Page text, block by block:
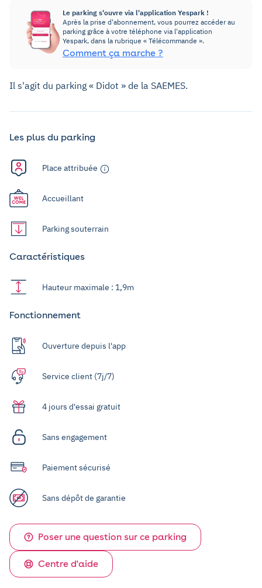
Le parking s'ouvre via l'application Yespark !
Après la prise d'abonnement, vous pourrez accéder au
parking grâce à votre téléphone via l'application
Yespark, dans la rubrique « Télécommande ».
Comment ça marche ?
Il s'agit du parking « Didot » de la SAEMES.
Les plus du parking
Place attribuée
Accueillant
Parking souterrain
Caractéristiques
Hauteur maximale : 1,9m
Fonctionnement
Ouverture depuis l'app
Service client (7j/7)
4 jours d'essai gratuit
Sans engagement
Paiement sécurisé
Sans dépôt de garantie
Poser une question sur ce parking
Centre d'aide